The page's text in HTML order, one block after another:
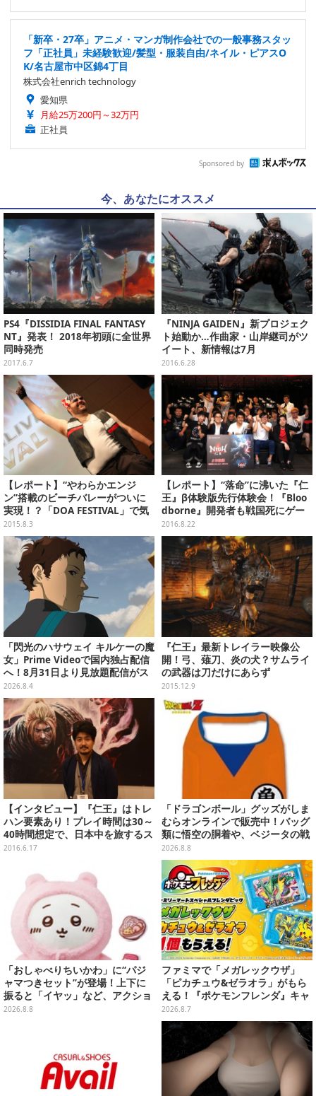
「新卒・27卒」アニメ・マンガ制作会社での一般事務スタッ
フ「正社員」未経験歓迎/髪型・服装自由/ネイル・ピアスO
K/名古屋市中区錦4丁目
株式会社enrich technology
愛知県
月給25万200円～32万円
正社員
Sponsored by
今、あなたにオススメ
PS4『DISSIDIA FINAL FANTASY
NT』発表！ 2018年初頭に全世界
同時発売
2017.6.7
『NINJA GAIDEN』新プロジェク
ト始動か…作曲家・山岸継司がツ
イート、新情報は7月
2016.6.28
【レポート】“やわらかエンジ
ン”搭載のビーチバレーがついに
実現！？「DOA FESTIVAL」で気
になる情報がポロリ
2015.8.3
【レポート】“落命”に沸いた『仁
王』β体験版先行体験会！『Bloo
dborne』開発者も戦国死にゲー
に挑戦
2016.8.22
「閃光のハサウェイ キルケーの魔
女」Prime Videoで国内独占配信
へ！8月31日より見放題配信がス
タート
2026.8.4
『仁王』最新トレイラー映像公
開！弓、薙刀、炎の犬？サムライ
の武器は刀だけにあらず
2015.12.9
【インタビュー】『仁王』はトレ
ハン要素あり！プレイ時間は30～
40時間想定で、日本中を旅するス
トーリーに
2016.6.17
「ドラゴンボール」グッズがしま
むらオンラインで販売中！バッグ
類に悟空の胴着や、ベジータの戦
闘服を大胆デザイン
2026.8.8
「おしゃべりちいかわ」に“パジ
ャマつきセット”が登場！上下に
振ると「イヤッ」など、アクショ
ンに応じて喋ってくれる
2026.8.8
ファミマで「メガレックウザ」
「ピカチュウ&ゼラオラ」がもら
える！『ポケモンフレンダ』キャ
ンペーンが8月11日開始
2026.8.7